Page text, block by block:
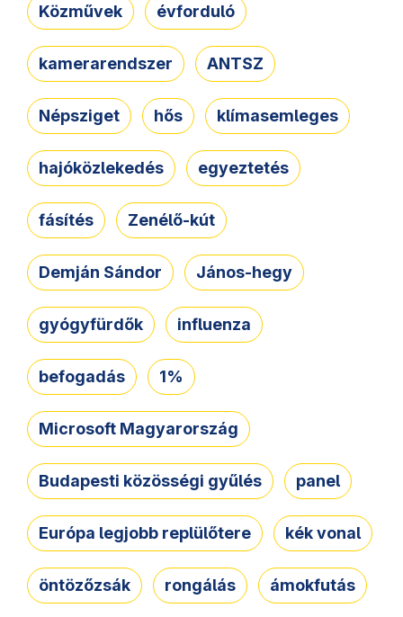
Közművek évforduló
kamerarendszer ANTSZ
Népsziget hős klímasemleges
hajóközlekedés egyeztetés
fásítés Zenélő-kút
Demján Sándor János-hegy
gyógyfürdők influenza
befogadás 1%
Microsoft Magyarország
Budapesti közösségi gyűlés panel
Európa legjobb replülőtere kék vonal
öntözőzsák rongálás ámokfutás